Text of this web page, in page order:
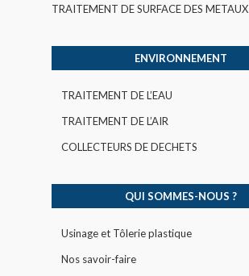
TRAITEMENT DE SURFACE DES METAUX
ENVIRONNEMENT
TRAITEMENT DE L’EAU
TRAITEMENT DE L’AIR
COLLECTEURS DE DECHETS
QUI SOMMES-NOUS ?
Usinage et Tôlerie plastique
Nos savoir-faire